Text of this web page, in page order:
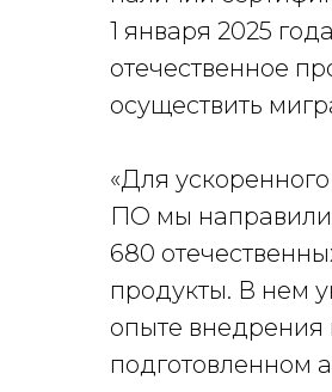
1 января 2025
отечественное
осуществить
«Для
ПО мы направили
680
продукты. В нем
опыте внедрения
подготовленном